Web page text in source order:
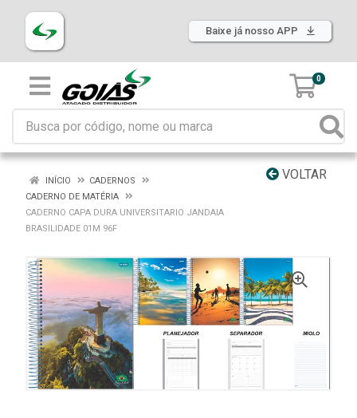
Baixe já nosso APP
0
VOLTAR
INÍCIO
CADERNOS
CADERNO DE MATÉRIA
CADERNO CAPA DURA UNIVERSITARIO JANDAIA
BRASILIDADE 01M 96F